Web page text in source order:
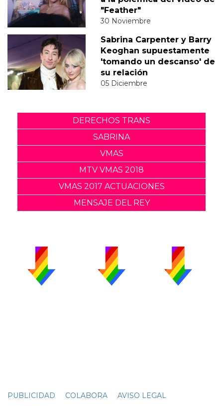
"Feather"
30 Noviembre
Sabrina Carpenter y Barry
Keoghan supuestamente
'tomando un descanso' de
su relación
05 Diciembre
DERECHOS TRANS
SABRINA
VMAS
MTV VMAS 2018
VMAS 2017 ACTUACIONES
MENSAJE DEL REY
PUBLICIDAD COLABORA
AVISO LEGAL